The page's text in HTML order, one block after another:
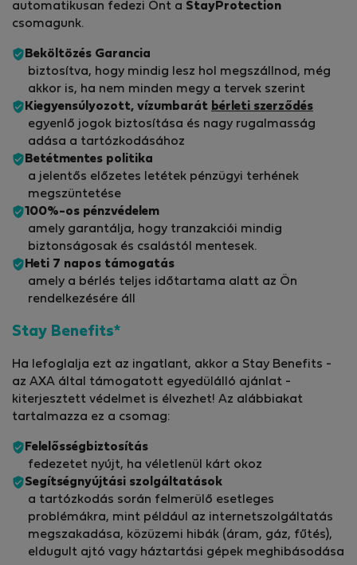
automatikusan fedezi Önt a StayProtection
csomagunk.
Beköltözés Garancia
biztosítva, hogy mindig lesz hol megszállnod, még
akkor is, ha nem minden megy a tervek szerint
Kiegyensúlyozott, vízumbarát bérleti szerződés
egyenlő jogok biztosítása és nagy rugalmasság
adása a tartózkodásához
Betétmentes politika
a jelentős előzetes letétek pénzügyi terhének
megszüntetése
100%-os pénzvédelem
amely garantálja, hogy tranzakciói mindig
biztonságosak és csalástól mentesek.
Heti 7 napos támogatás
amely a bérlés teljes időtartama alatt az Ön
rendelkezésére áll
Stay Benefits*
Ha lefoglalja ezt az ingatlant, akkor a Stay Benefits -
az AXA által támogatott egyedülálló ajánlat -
kiterjesztett védelmet is élvezhet! Az alábbiakat
tartalmazza ez a csomag:
Felelősségbiztosítás
fedezetet nyújt, ha véletlenül kárt okoz
Segítségnyújtási szolgáltatások
a tartózkodás során felmerülő esetleges
problémákra, mint például az internetszolgáltatás
megszakadása, közüzemi hibák (áram, gáz, fűtés),
eldugult ajtó vagy háztartási gépek meghibásodása